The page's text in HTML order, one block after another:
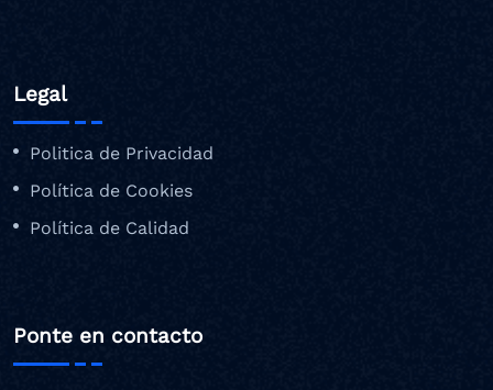
Legal
Politica de Privacidad
Política de Cookies
Política de Calidad
Ponte en contacto